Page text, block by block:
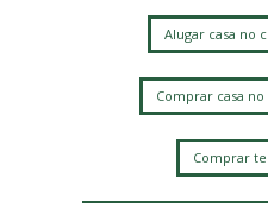
Alugar casa no
Comprar casa
Comprar